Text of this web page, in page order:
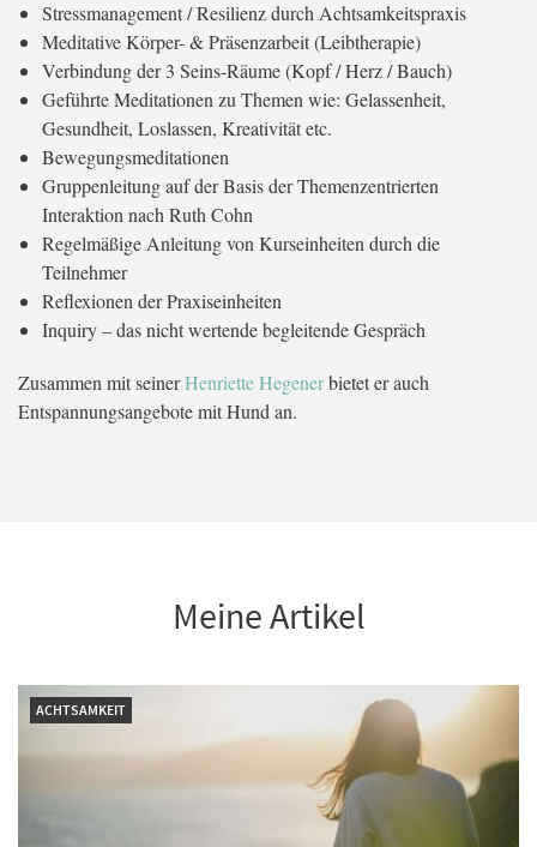
Stressmanagement / Resilienz durch Achtsamkeitspraxis
Meditative Körper- & Präsenzarbeit (Leibtherapie)
Verbindung der 3 Seins-Räume (Kopf / Herz / Bauch)
Geführte Meditationen zu Themen wie: Gelassenheit,
Gesundheit, Loslassen, Kreativität etc.
Bewegungsmeditationen
Gruppenleitung auf der Basis der Themenzentrierten
Interaktion nach Ruth Cohn
Regelmäßige Anleitung von Kurseinheiten durch die
Teilnehmer
Reflexionen der Praxiseinheiten
Inquiry – das nicht wertende begleitende Gespräch
Zusammen mit seinerHenriette Hegenerbietet er auch
Entspannungsangebote mit Hund an.
Meine Artikel
ACHTSAMKEIT